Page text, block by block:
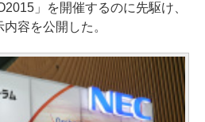
」を開催するのに先駆け、
容を公開した。